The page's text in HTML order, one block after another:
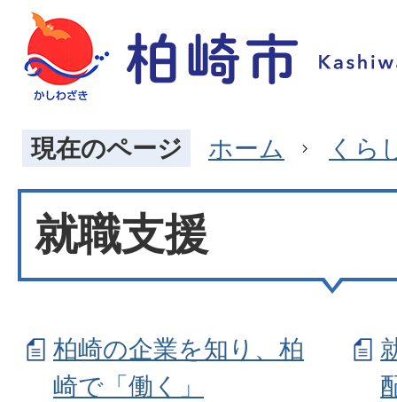
現在のページ ホーム くら
就職支援
柏崎の企業を知り、柏
崎で「働く」